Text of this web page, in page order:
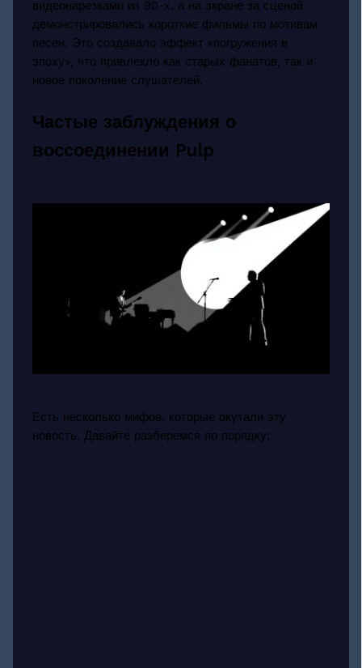
видеонарезками из 90-х, а на экране за сценой
демонстрировались короткие фильмы по мотивам
песен. Это создавало эффект «погружения в
эпоху», что привлекло как старых фанатов, так и
новое поколение слушателей.
Частые заблуждения о
воссоединении Pulp
Есть несколько мифов, которые окутали эту
новость. Давайте разберемся по порядку: